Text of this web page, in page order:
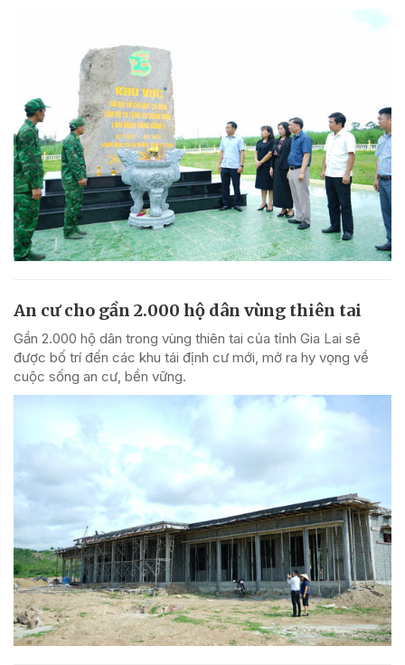
An cư cho gần 2.000 hộ dân vùng thiên tai
Gần 2.000 hộ dân trong vùng thiên tai của tỉnh Gia Lai sẽ
được bố trí đến các khu tái định cư mới, mở ra hy vọng về
cuộc sống an cư, bền vững.